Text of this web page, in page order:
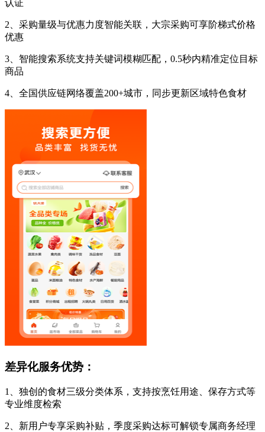
认证
2、采购量级与优惠力度智能关联，大宗采购可享阶梯式价格
优惠
3、智能搜索系统支持关键词模糊匹配，0.5秒内精准定位目标
商品
4、全国供应链网络覆盖200+城市，同步更新区域特色食材
差异化服务优势：
1、独创的食材三级分类体系，支持按烹饪用途、保存方式等
专业维度检索
2、新用户专享采购补贴，季度采购达标可解锁专属商务经理